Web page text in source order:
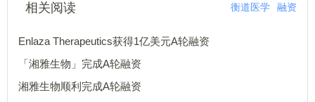
相关阅读 衡道医学 融资
Enlaza Therapeutics获得1亿美元A轮融资
「湘雅生物」完成A轮融资
湘雅生物顺利完成A轮融资